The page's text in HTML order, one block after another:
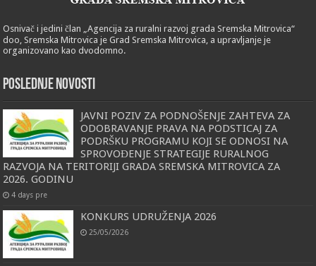
Osnivač i jedini član „Agencija za ruralni razvoj grada Sremska Mitrovica“
doo, Sremska Mitrovica je Grad Sremska Mitrovica, a upravljanje je
organizovano kao dvodomno.
POSLEDNJE NOVOSTI
JAVNI POZIV ZA PODNOŠENJE ZAHTEVA ZA
ODOBRAVANJE PRAVA NA PODSTICAJ ZA
PODRŠKU PROGRAMU KOJI SE ODNOSI NA
SPROVOĐENJE STRATEGIJE RURALNOG
RAZVOJA NA TERITORIJI GRADA SREMSKA MITROVICA ZA
2026. GODINU
4 days pre
KONKURS UDRUŽENJA 2026
25/05/2026